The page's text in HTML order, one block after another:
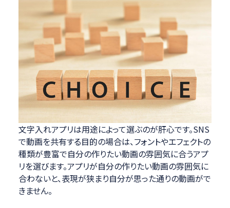
文字入れアプリは用途によって選ぶのが肝心です。SNS
で動画を共有する目的の場合は、フォントやエフェクトの
種類が豊富で自分の作りたい動画の雰囲気に合うアプ
リを選びます。アプリが自分の作りたい動画の雰囲気に
合わないと、表現が狭まり自分が思った通りの動画がで
きません。